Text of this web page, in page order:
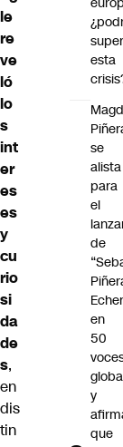
le
re
ve
ló
lo
s
int
er
es
es
y
cu
rio
si
da
de
s,
en
dis
tin
esta
se
alista
para
el
de
en
50
y
que